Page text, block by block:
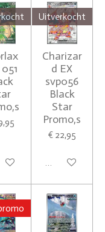
mij op de hoogte
Uitverkocht
Charizar
d EX
svp056
Black
Star
Promo,s
€ 22,95
Houd mij op